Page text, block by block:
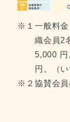
※１一般料
織会員2
5,000
円。（い
※２協賛会